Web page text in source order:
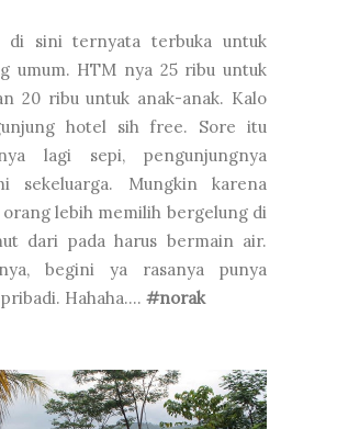
di sini ternyata terbuka untuk
umum. HTM nya 25 ribu untuk
20 ribu untuk anak-anak. Kalo
hotel sih free. Sore itu
lagi sepi, pengunjungnya
sekeluarga. Mungkin karena
orang lebih memilih bergelung di
dari pada harus bermain air.
begini ya rasanya punya
Hahaha.... #norak